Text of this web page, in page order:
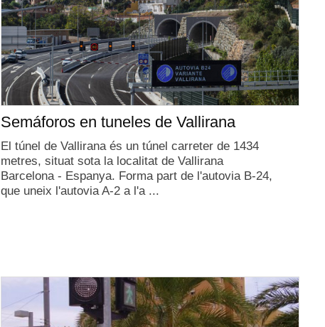
Semáforos en tuneles de Vallirana
El túnel de Vallirana és un túnel carreter de 1434
metres, situat sota la localitat de Vallirana
Barcelona - Espanya. Forma part de l'autovia B-24,
que uneix l'autovia A-2 a l'a ...